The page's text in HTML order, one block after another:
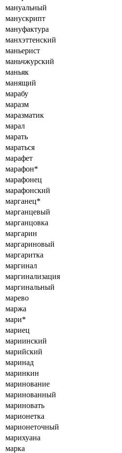
мануальный
манускрипт
мануфактура
манхэттенский
маньерист
маньчжурский
маньяк
манящий
марабу
маразм
маразматик
марал
марать
мараться
марафет
марафон*
марафонец
марафонский
марганец*
марганцевый
марганцовка
маргарин
маргариновый
маргаритка
маргинал
маргинализация
маргинальный
марево
маржа
мари*
мариец
мариинский
марийский
маринад
маринкин
маринование
маринованный
мариновать
марионетка
марионеточный
марихуана
марка